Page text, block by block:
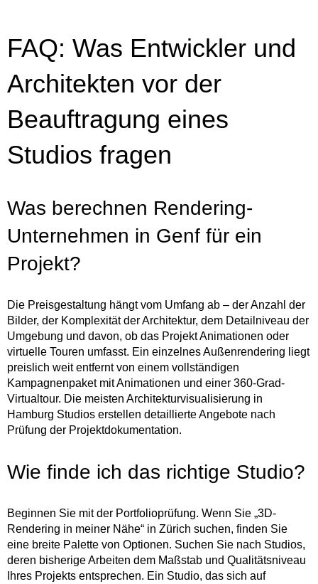
FAQ: Was Entwickler und
Architekten vor der
Beauftragung eines
Studios fragen
Was berechnen Rendering-
Unternehmen in Genf für ein
Projekt?
Die Preisgestaltung hängt vom Umfang ab – der Anzahl der
Bilder, der Komplexität der Architektur, dem Detailniveau der
Umgebung und davon, ob das Projekt Animationen oder
virtuelle Touren umfasst. Ein einzelnes Außenrendering liegt
preislich weit entfernt von einem vollständigen
Kampagnenpaket mit Animationen und einer 360-Grad-
Virtualtour. Die meisten Architekturvisualisierung in
Hamburg Studios erstellen detaillierte Angebote nach
Prüfung der Projektdokumentation.
Wie finde ich das richtige Studio?
Beginnen Sie mit der Portfolioprüfung. Wenn Sie „3D-
Rendering in meiner Nähe“ in Zürich suchen, finden Sie
eine breite Palette von Optionen. Suchen Sie nach Studios,
deren bisherige Arbeiten dem Maßstab und Qualitätsniveau
Ihres Projekts entsprechen. Ein Studio, das sich auf